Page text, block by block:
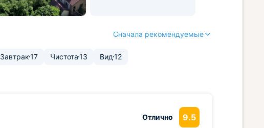
Сначала рекомендуемые
Завтрак17 Чистота13 Вид12
Отлично 9.5